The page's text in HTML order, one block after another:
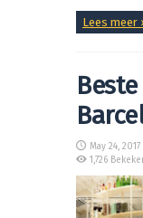
Lees meer
May 24, 2017
1,726